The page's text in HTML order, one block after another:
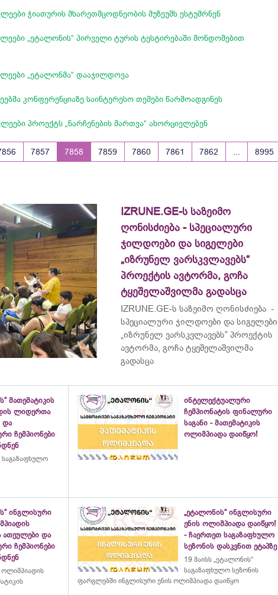
ჭიათურის მხარეთმცოდნეობის მუზეუმს ესტუმრნენ
„ეტალონის“ პირველი ტურის ტესტირებაში მონდომებით
„ეტალონმა“ დააჯილდოვა
კონფერენციაზე საინტერესო თემები წარმოადგინეს
პროექტს „ნარჩენების მართვა“ ახორციელებენ
7857 7858 7859 7860 7861 7862 8995
IZRUNE.GE-ს საზეიმო
ღონისძიება - სპეციალური
ჯილდოები და სიგელები
„იზრუნელ ვარსკვლავებს“
პროექტის ავტორმა, გოჩა
ტყეშელაშვილმა გადასცა
IZRUNE.GE-ს საზეიმო ღონისძიება -
სპეციალური ჯილდოები და სიგელები
„იზრუნელ ვარსკვლავებს“ პროექტის
ავტორმა, გოჩა ტყეშელაშვილმა
გადასცა
მათემატიკის
ლიდერთა
და
ჩემპიონები
ინტელექტუალური
ჩემპიონატის ფინალური
საგანი - მათემატიკის
ოლიმპიადა დაიწყო!
ინგლისური
და
ჩემპიონები
ოლიმპიადის
„ეტალონის“ ინგლისური
ენის ოლიმპიადა დაიწყო!
- ჩაერთეთ საგაზაფხულო
სეზონის დასკვნით ეტაპზე
19 მაისს „ეტალონის“
საგაზაფხულო სეზონის
ფარგლებში ინგლისური ენის ოლიმპიადა დაიწყო